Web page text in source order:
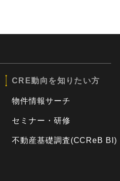
CRE動向を知りたい方
物件情報サーチ
セミナー・研修
不動産基礎調査(CCReB BI)